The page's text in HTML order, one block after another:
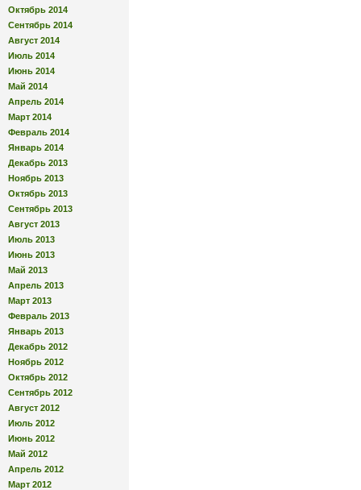
Октябрь 2014
Сентябрь 2014
Август 2014
Июль 2014
Июнь 2014
Май 2014
Апрель 2014
Март 2014
Февраль 2014
Январь 2014
Декабрь 2013
Ноябрь 2013
Октябрь 2013
Сентябрь 2013
Август 2013
Июль 2013
Июнь 2013
Май 2013
Апрель 2013
Март 2013
Февраль 2013
Январь 2013
Декабрь 2012
Ноябрь 2012
Октябрь 2012
Сентябрь 2012
Август 2012
Июль 2012
Июнь 2012
Май 2012
Апрель 2012
Март 2012